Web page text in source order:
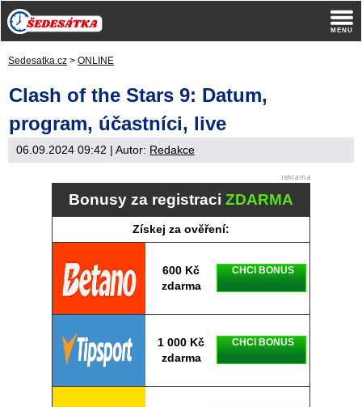
Sedesatka.cz > ONLINE
Clash of the Stars 9: Datum,
program, účastníci, live
06.09.2024 09:42 | Autor: Redakce
Bonusy za registraci ZDARMA
Získej za ověření:
600 Kč
zdarma
CHCI BONUS
1 000 Kč
zdarma
CHCI BONUS